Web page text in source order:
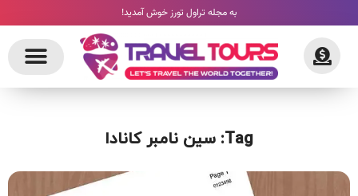
به مجله تراول تورز خوش آمدید!
Tag: سین نامبر کانادا